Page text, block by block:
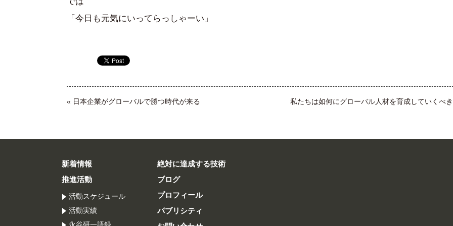
「今日も元気にいってらっしゃーい」
« 日本企業がグローバルで勝つ時代が来る 私たちは如何にグローバル人材を育成していくべ
新着情報
推進活動
活動スケジュール
活動実績
絶対に達成する技術
ブログ
プロフィール
パブリシティ